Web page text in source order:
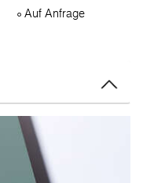
Auf Anfrage